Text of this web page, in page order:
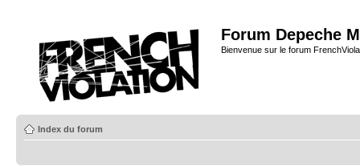
Forum Depeche
Bienvenue sur le forum
Index du forum